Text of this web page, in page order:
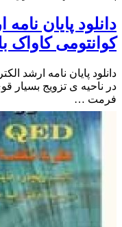
پایان نامه
کاواک
پایان نامه ارشد
ی تزویج بسیار قوی
…